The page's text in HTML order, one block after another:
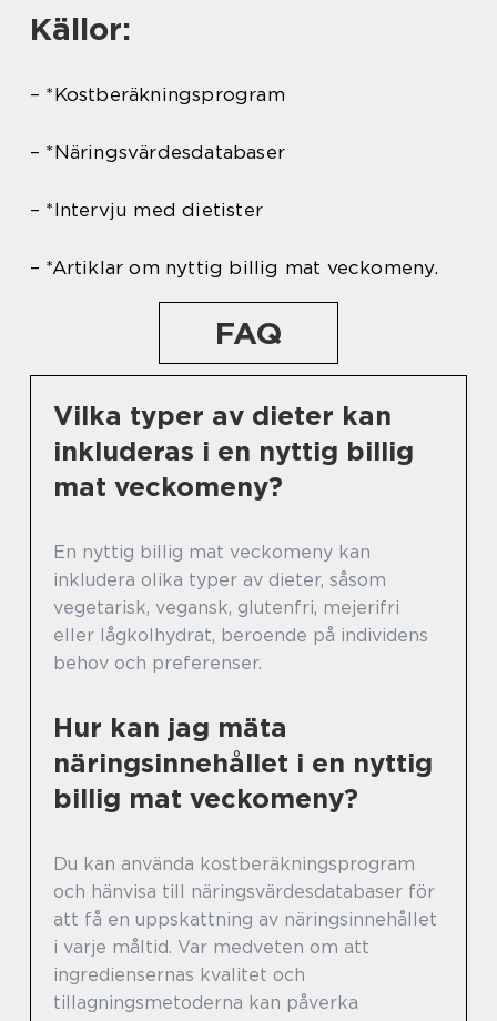
Källor:
– *Kostberäkningsprogram
– *Näringsvärdesdatabaser
– *Intervju med dietister
– *Artiklar om nyttig billig mat veckomeny.
FAQ
Vilka typer av dieter kan
inkluderas i en nyttig billig
mat veckomeny?
En nyttig billig mat veckomeny kan
inkludera olika typer av dieter, såsom
vegetarisk, vegansk, glutenfri, mejerifri
eller lågkolhydrat, beroende på individens
behov och preferenser.
Hur kan jag mäta
näringsinnehållet i en nyttig
billig mat veckomeny?
Du kan använda kostberäkningsprogram
och hänvisa till näringsvärdesdatabaser för
att få en uppskattning av näringsinnehållet
i varje måltid. Var medveten om att
ingrediensernas kvalitet och
tillagningsmetoderna kan påverka